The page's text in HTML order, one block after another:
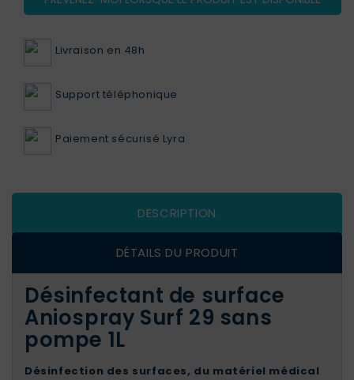
Livraison en 48h
Support téléphonique
Paiement sécurisé Lyra
DESCRIPTION
DÉTAILS DU PRODUIT
Désinfectant de surface
Aniospray Surf 29 sans
pompe 1L
Désinfection des surfaces, du matériel médical